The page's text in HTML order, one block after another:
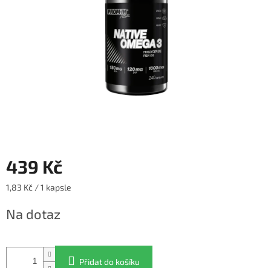
439 Kč
Měrná
1,83 Kč / 1 kapsle
Na dotaz
Přidat do košíku